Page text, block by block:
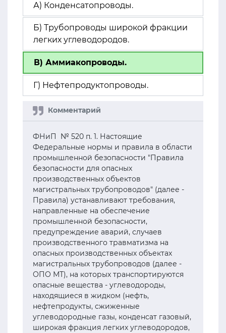
А) Конденсатопроводы.
Б) Трубопроводы широкой фракции
легких углеводородов.
В) Аммиакопроводы.
Г) Нефтепродуктопроводы.
ФНиП № 520 п. 1. Настоящие
Федеральные нормы и правила в области
промышленной безопасности "Правила
безопасности для опасных
производственных объектов
магистральных трубопроводов" (далее -
Правила) устанавливают требования,
направленные на обеспечение
промышленной безопасности,
предупреждение аварий, случаев
производственного травматизма на
опасных производственных объектах
магистральных трубопроводов (далее -
ОПО МТ), на которых транспортируются
опасные вещества - углеводороды,
находящиеся в жидком (нефть,
нефтепродукты, сжиженные
углеводородные газы, конденсат газовый,
широкая фракция легких углеводородов,